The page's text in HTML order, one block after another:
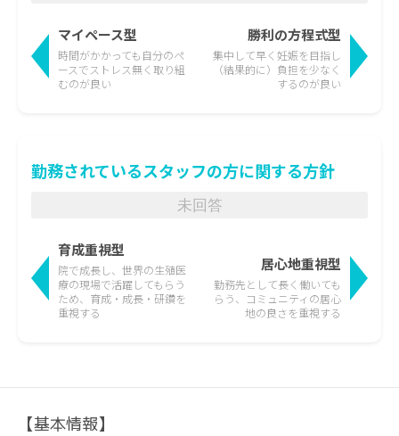
マイペース型
時間がかかっても 自分のペ
ースでストレス無く取り組
むのが良い
集中して早く妊娠を目指し
（結果的に）負担を少なく
するのが良い
勝利の方程式型
勤務されているスタッフの方に関する方針
未回答
育成重視型
院で成長し、世界の生殖医
療の現場で活躍してもらう
ため、育成・成長・研鑽を
重視する
勤務先として長く働いても
らう、
コミュニティの居心
地の良さを重視する
居心地重視型
【基本情報】